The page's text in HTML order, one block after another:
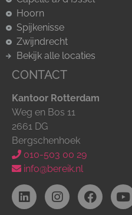
Hoorn
Spijkenisse
Zwijndrecht
Bekijk alle locaties
CONTACT
Kantoor Rotterdam
Weg en Bos 11
2661 DG
Bergschenhoek
010-503 00 29
info@bereik.nl